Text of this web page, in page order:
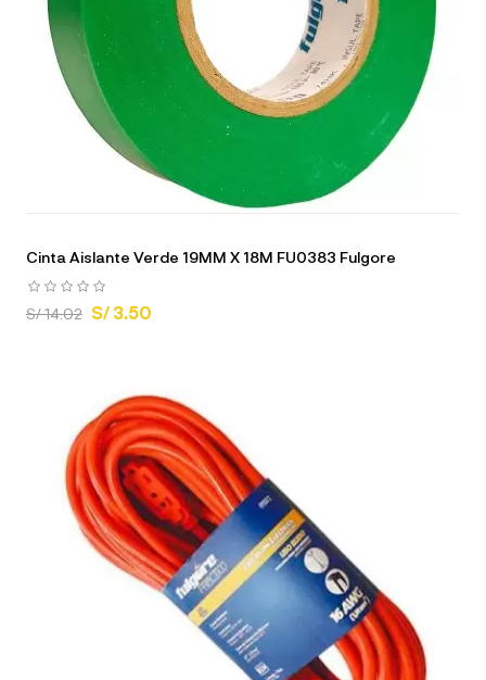
Cinta Aislante Verde 19MM X 18M FU0383 Fulgore
S/ 14.02 S/ 3.50